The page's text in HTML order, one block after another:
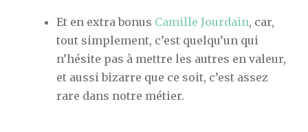
Et en extra bonus Camille Jourdain, car,
tout simplement, c’est quelqu’un qui
n’hésite pas à mettre les autres en valeur,
et aussi bizarre que ce soit, c’est assez
rare dans notre métier.